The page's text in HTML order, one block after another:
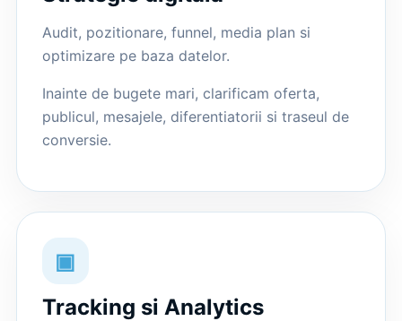
Audit, pozitionare, funnel, media plan si
optimizare pe baza datelor.
Inainte de bugete mari, clarificam oferta,
publicul, mesajele, diferentiatorii si traseul de
conversie.
▣
Tracking si Analytics